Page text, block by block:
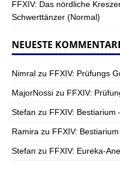
FFXIV: Das nördliche
Schwerttänzer (Normal)
NEUESTE
Nimral zu FFXIV: Prüfungs
MajorNossi zu FFXIV:
Stefan zu FFXIV: Bestiarium
Ramira zu FFXIV:
Stefan zu FFXIV: Eureka-